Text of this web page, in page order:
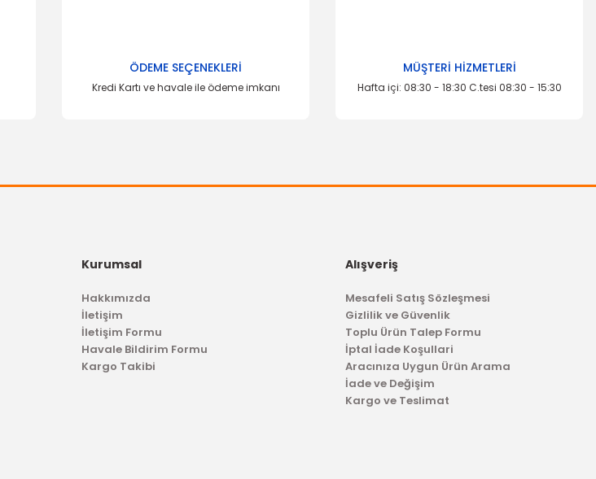
ÖDEME SEÇENEKLERİ
Kredi Kartı ve havale ile ödeme imkanı
MÜŞTERİ HİZMETLERİ
Hafta içi: 08:30 - 18:30 C.tesi 08:30 - 15:30
Kurumsal
Hakkımızda
İletişim
İletişim Formu
Havale Bildirim Formu
Kargo Takibi
Alışveriş
Mesafeli Satış Sözleşmesi
Gizlilik ve Güvenlik
Toplu Ürün Talep Formu
İptal İade Koşullari
Aracınıza Uygun Ürün Arama
İade ve Değişim
Kargo ve Teslimat